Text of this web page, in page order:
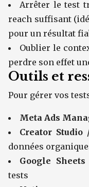
Arrêter le test
reach suffisant
pour un résultat
Oublier le
perdre son effet
Outils et
Pour gérer vos
Meta Ads
Creator
données
Google Sheets
tests